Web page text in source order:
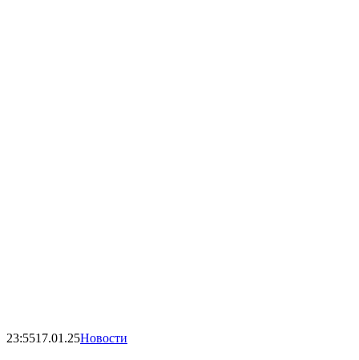
23:5517.01.25Новости